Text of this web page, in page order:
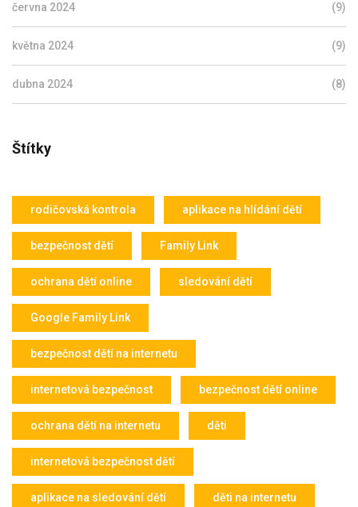
června 2024 (9)
května 2024 (9)
dubna 2024 (8)
Štítky
rodičovská kontrola aplikace na hlídání dětí
bezpečnost dětí Family Link
ochrana dětí online sledování dětí
Google Family Link
bezpečnost dětí na internetu
internetová bezpečnost bezpečnost dětí online
ochrana dětí na internetu děti
internetová bezpečnost dětí
aplikace na sledování dětí děti na internetu